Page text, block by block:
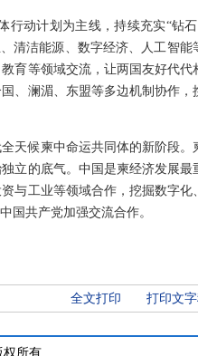
动计划为主线，持续充实“钻
清洁能源、数字经济、人工智能
育等领域交流，让两国友好代
、澜湄、东盟等多边机制协作，
天候柬中命运共同体的新阶段。
立的底气。中国是柬经济发展最
与工业等领域合作，挖掘数字化
国共产党加强交流合作。
全文打印 打印文
权所有